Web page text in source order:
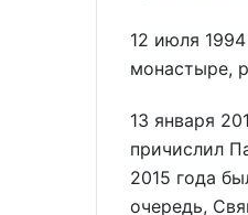
12 июля
монастыре,
13 января
причислил
2015 года
очередь,